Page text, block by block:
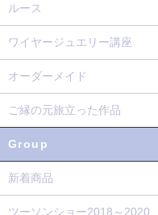
ルース
ワイヤージュエリー講座
オーダーメイド
ご縁の元旅立った作品
Group
新着商品
ツーソンショー2018～2020